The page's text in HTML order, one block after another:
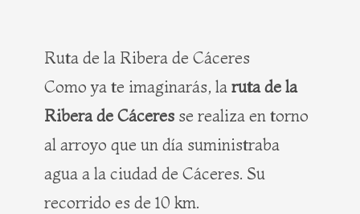
Ruta de la Ribera de Cáceres
Como ya te imaginarás, la ruta de la
Ribera de Cáceres se realiza en torno
al arroyo que un día suministraba
agua a la ciudad de Cáceres. Su
recorrido es de 10 km.